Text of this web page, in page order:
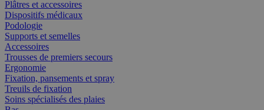
Plâtres et accessoires
Dispositifs médicaux
Podologie
Supports et semelles
Accessoires
Trousses de premiers secours
Ergonomie
Fixation, pansements et spray
Treuils de fixation
Soins spécialisés des plaies